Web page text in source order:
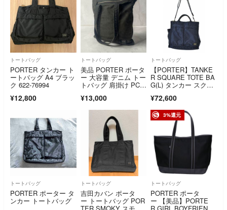
トートバッグ
PORTER タンカー ト
ートバッグ A4 ブラッ
ク 622-76994
¥12,800
トートバッグ
美品 PORTER ポータ
ー 大容量 デニム トー
トバッグ 肩掛け PC収
¥13,000
トートバッグ
【PORTER】TANKE
R SQUARE TOTE BA
G(L) タンカー スクエ
トートバッグ
¥72,600
トートバッグ
PORTER ポーター タ
ンカー トートバッグ
トートバッグ
吉田カバン ポータ
ー トートバッグ POR
3%還元
トートバッグ
PORTER ポータ
ー 【美品】PORTE